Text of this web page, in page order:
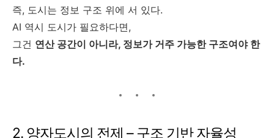
즉, 도시는 정보 구조 위에 서 있다.
AI 역시 도시가 필요하다면,
그건 연산 공간이 아니라, 정보가 거주 가능한 구조여야 한
다.
2. 양자도시의 전제 – 구조 기반 자율성